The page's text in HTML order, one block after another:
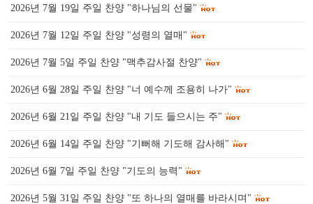
2026년 7월 19일 주일 찬양 "하나님의 선물"
2026년 7월 12일 주일 찬양 "성령의 열매"
2026년 7월 5일 주일 찬양 "맥추감사절 찬양"
2026년 6월 28일 주일 찬양 "너 예수께 조용히 나가"
2026년 6월 21일 주일 찬양 "내 기도 들으시는 주"
2026년 6월 14일 주일 찬양 "기뻐해 기도해 감사해"
2026년 6월 7일 주일 찬양 "기도의 능력"
2026년 5월 31일 주일 찬양 "또 하나의 열매를 바라시며"